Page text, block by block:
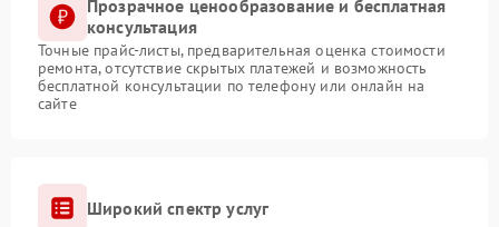
Прозрачное ценообразование и бесплатная
консультация
Точные прайс-листы, предварительная оценка стоимости
ремонта, отсутствие скрытых платежей и возможность
бесплатной консультации по телефону или онлайн на
сайте
Широкий спектр услуг